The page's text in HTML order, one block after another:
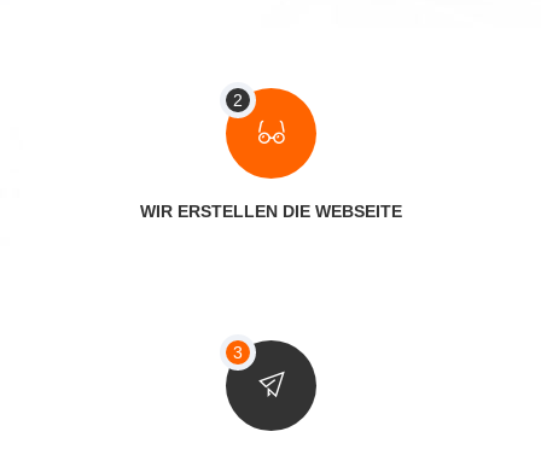
WIR ERSTELLEN DIE WEBSEITE